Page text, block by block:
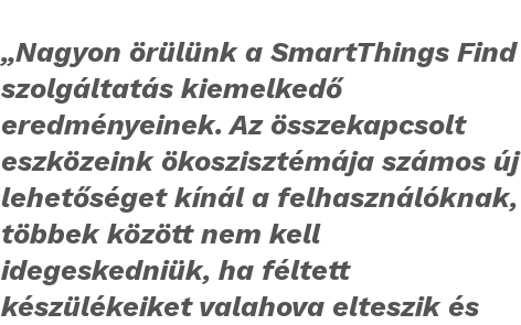
„Nagyon örülünk a SmartThings Find
szolgáltatás kiemelkedő
eredményeinek. Az összekapcsolt
eszközeink ökoszisztémája számos új
lehetőséget kínál a felhasználóknak,
többek között nem kell
idegeskedniük, ha féltett
készülékeiket valahova elteszik és